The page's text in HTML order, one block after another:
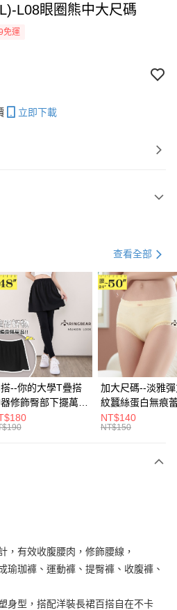
L08眼圈熊中大尺碼
免運
立即下載
大哥大用戶可立即使用無須另外申請。
期的期數、繳款截止日，確認付款後即完
額請依後續交易確認頁面所載為準。
認交易或遇審核未通過，訂單將自動取
後才付款」的支付方式。 讓您購物簡單
卡、不需儲值。
證，即可結帳。
再付款。
查看全部
--你的大學T疊搭
修飾臀部下擺萬用
裙/遮臀裙(黑2L-
Q155眼圈熊中大
加大尺碼--淡雅
紋蠶絲蛋白無痕
角內褲(白.粉.藍.
3L)-L28眼圈熊中
NT$140
NT$150
，有效收腹腰肉，修飾腰線，
瑜珈褲、運動褲、提臀褲、收腹褲、
身型，搭配洋裝長裙百搭自在不卡